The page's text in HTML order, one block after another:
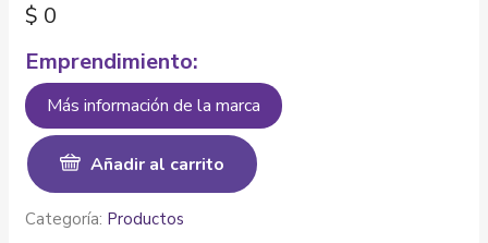
$ 0
Emprendimiento:
Más información de la marca
Añadir al carrito
Categoría: Productos